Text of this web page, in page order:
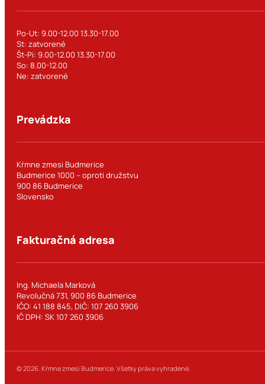
Po-Ut: 9.00-12.00 13.30-17.00
St: zatvorené
Št-Pi: 9.00-12.00 13.30-17.00
So: 8.00-12.00
Ne: zatvorené
Prevádzka
Kŕmne zmesi Budmerice
Budmerice 1000 – oproti družstvu
900 86 Budmerice
Slovensko
Fakturačná adresa
Ing. Michaela Marková
Revolučná 731, 900 86 Budmerice
IČO: 41 188 845, DIČ: 107 260 3906
IČ DPH: SK 107 260 3906
© 2026. Kŕmne zmesi Budmerice. Všetky práva vyhradené.